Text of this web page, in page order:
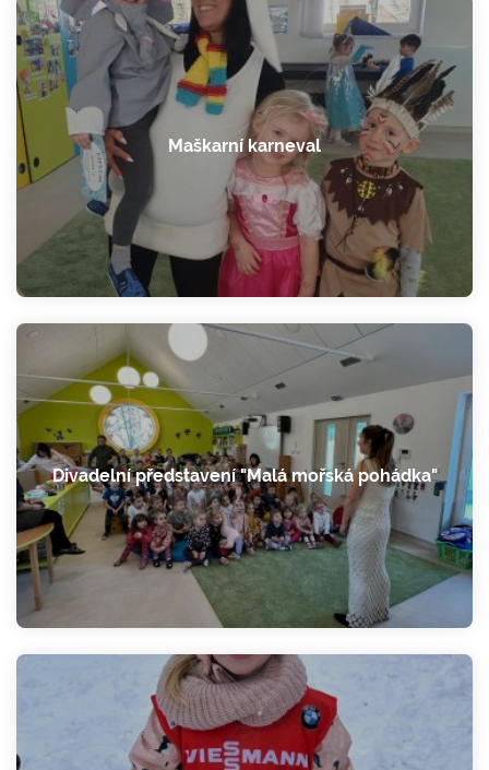
Maškarní karneval
Divadelní představení "Malá mořská pohádka"